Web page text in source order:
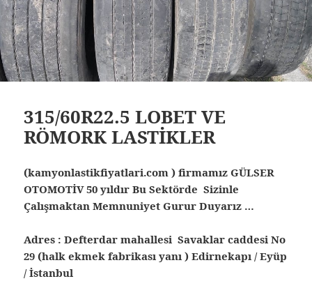
315/60R22.5 LOBET VE
RÖMORK LASTİKLER
(kamyonlastikfiyatlari.com ) firmamız GÜLSER
OTOMOTİV 50 yıldır Bu Sektörde Sizinle
Çalışmaktan Memnuniyet Gurur Duyarız …
Adres : Defterdar mahallesi Savaklar caddesi No
29 (halk ekmek fabrikası yanı ) Edirnekapı / Eyüp
/ İstanbul